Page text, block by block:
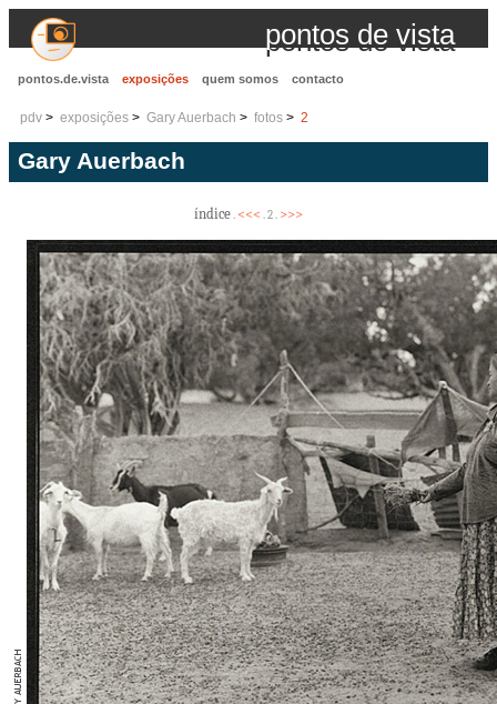
pontos de vista
pontos.de.vista exposições quem somos contacto
pdv exposições Gary Auerbach fotos 2
Gary Auerbach
índice. <<< . 2 . >>>